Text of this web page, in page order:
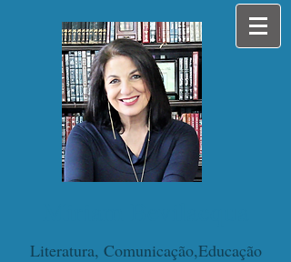
Literatura, Comunicação,Educação